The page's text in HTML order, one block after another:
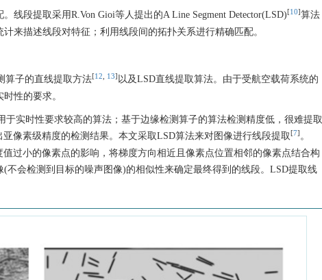
线段提取采用R.Von Gioi等人提出的A Line Segment Detector(LSD)[10]算法
来描述线段对特征；利用线段间的拓扑关系进行精确匹配。
算子的直线提取方法[12 13] 以及LSD直线提取算法。由于受航空载荷系统的
性的要求。
于实时性要求较高的算法；基于边缘检测算子的算法检测精度低，很难提取
像素级精度的检测结果。本文采取LSD算法来对图像进行线段提取 [7] 。
过小的像素点的影响，将梯度方向相近且像素点位置相邻的像素点结合构
会检测到目标的噪声图像)的相似性来确定最终得到的线段。LSD提取线